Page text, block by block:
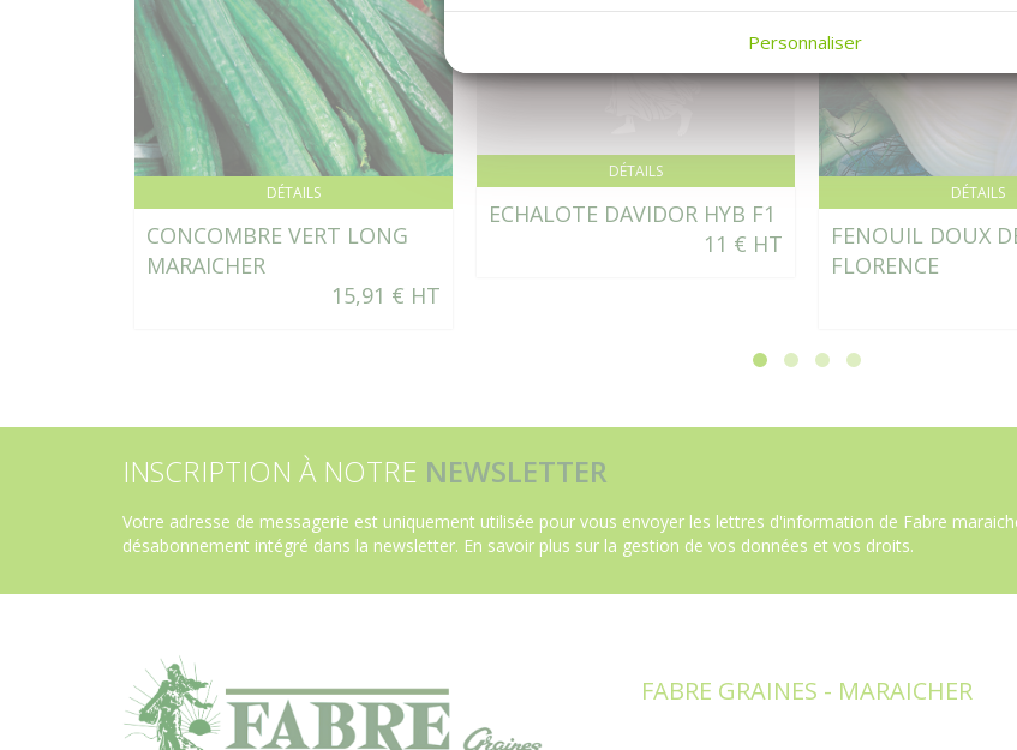
DÉTAILS
CONCOMBRE VERT LONG
MARAICHER
15,91 € HT
DÉTAILS
ECHALOTE DAVIDOR HYB F1
11 € HT
DÉTAILS
FENOUIL DOUX
FLORENCE
INSCRIPTION À NOTRE NEWSLETTER
Votre adresse de messagerie est uniquement utilisée pour vous envoyer les lettres d'information de Fabre
désabonnement intégré dans la newsletter. En savoir plus sur la gestion de vos données et vos droits.
FABRE GRAINES - MARAICHER
Personnaliser